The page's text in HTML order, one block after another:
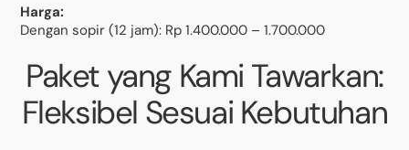
Harga:
Dengan sopir (12 jam): Rp 1.400.000 – 1.700.000
Paket yang Kami Tawarkan:
Fleksibel Sesuai Kebutuhan